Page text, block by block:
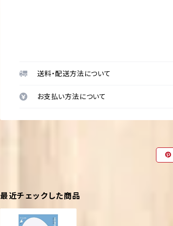
送料・配送方法について
お支払い方法について
最近チェックした商品